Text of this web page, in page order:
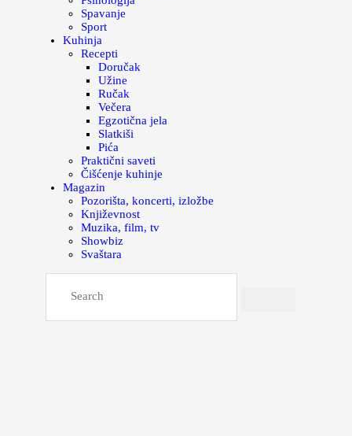
Spavanje
Sport
Kuhinja
Recepti
Doručak
Užine
Ručak
Večera
Egzotična jela
Slatkiši
Pića
Praktični saveti
Čišćenje kuhinje
Magazin
Pozorišta, koncerti, izložbe
Književnost
Muzika, film, tv
Showbiz
Svaštara